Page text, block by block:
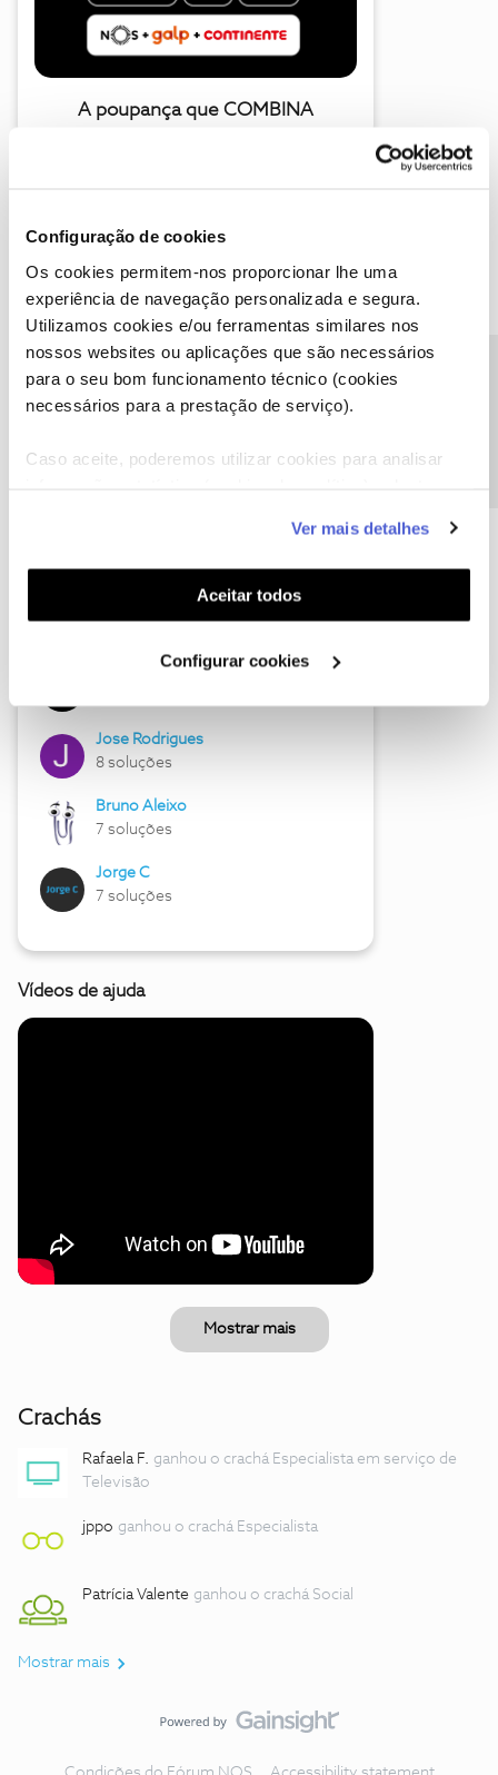
Configuração de cookies
Os cookies permitem-nos proporcionar lhe uma
experiência de navegação personalizada e segura.
Utilizamos cookies e/ou ferramentas similares nos
nossos websites ou aplicações que são necessários
para o seu bom funcionamento técnico (cookies
necessários para a prestação de serviço).
Caso aceite, poderemos utilizar cookies para analisar
funcionalidades (cookies de personalização e
funcionalidade) e adaptar anúncios aos seus interesses
(cookies de publicidade personalizada). Pode gerir a
utilização dos cookies clicando em "Configurar
Ver mais detalhes
Aceitar todos
Configurar cookies
A poupança que COMBINA
Descubra as novidades de junho
Hall of Fame de junho
Jose Rodrigues
8 soluções
Bruno Aleixo
7 soluções
Jorge C
7 soluções
Vídeos de ajuda
Mostrar mais
Crachás
Rafaela F. ganhou o crachá Especialista em serviço de
Televisão
jppo ganhou o crachá Especialista
Patrícia Valente ganhou o crachá Social
Mostrar mais